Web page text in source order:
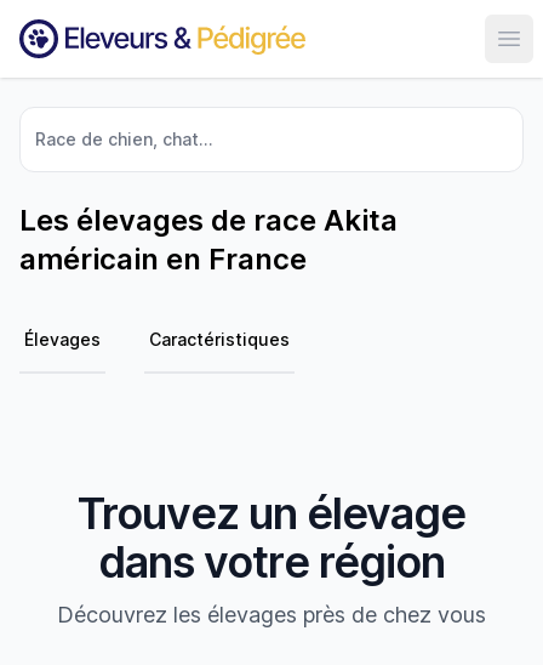
Race de chien, chat...
Les élevages de race Akita
américain en France
Élevages Caractéristiques
Trouvez un élevage
dans votre région
Découvrez les élevages près de chez vous